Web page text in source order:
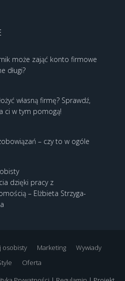
może zająć konto firmowe
długi?
własną firmę? Sprawdź,
ci w tym pomogą!
– czy to w ogóle
dzięki pracy z
– Elżbieta Strzyga-
osobisty Marketing
Wywiady
Oferta